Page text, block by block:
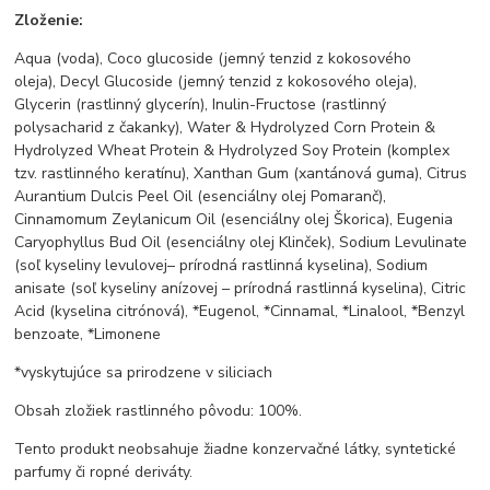
Zloženie:
Aqua (voda), Coco glucoside (jemný tenzid z kokosového
oleja), Decyl Glucoside (jemný tenzid z kokosového oleja),
Glycerin (rastlinný glycerín), Inulin-Fructose (rastlinný
polysacharid z čakanky), Water & Hydrolyzed Corn Protein &
Hydrolyzed Wheat Protein & Hydrolyzed Soy Protein (komplex
tzv. rastlinného keratínu), Xanthan Gum (xantánová guma), Citrus
Aurantium Dulcis Peel Oil (esenciálny olej Pomaranč),
Cinnamomum Zeylanicum Oil (esenciálny olej Škorica), Eugenia
Caryophyllus Bud Oil (esenciálny olej Klinček), Sodium Levulinate
(soľ kyseliny levulovej– prírodná rastlinná kyselina), Sodium
anisate (soľ kyseliny anízovej – prírodná rastlinná kyselina), Citric
Acid (kyselina citrónová), *Eugenol, *Cinnamal, *Linalool, *Benzyl
benzoate, *Limonene
*vyskytujúce sa prirodzene v siliciach
Obsah zložiek rastlinného pôvodu: 100%.
Tento produkt neobsahuje žiadne konzervačné látky, syntetické
parfumy či ropné deriváty.